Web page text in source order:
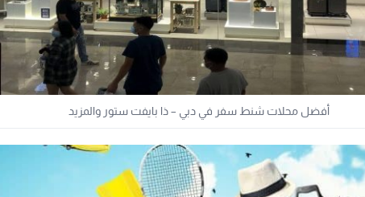
أفضل محلات شنط سفر في دبي – ذا بايفت ستور والمزيد